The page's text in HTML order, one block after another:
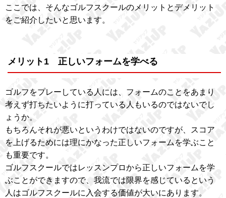
ここでは、そんなゴルフスクールのメリットとデメリット
をご紹介したいと思います。
メリット1 正しいフォームを学べる
ゴルフをプレーしている人には、フォームのことをあまり
考えず打ちたいように打っている人もいるのではないでし
ょうか。
もちろんそれが悪いというわけではないのですが、スコア
を上げるためには理にかなった正しいフォームを学ぶこと
も重要です。
ゴルフスクールではレッスンプロから正しいフォームを学
ぶことができますので、我流では限界を感じているという
人はゴルフスクールに入会する価値が大いにあります。